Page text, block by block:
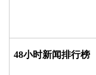
48小时新闻排行榜